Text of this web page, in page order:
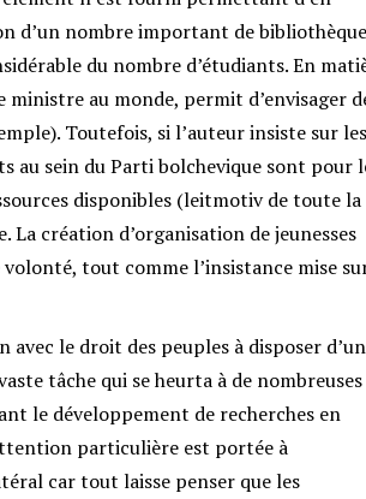
d’un nombre important de
du nombre d’étudiants. En
ministre au monde, permit d’envisager
Toutefois, si l’auteur insiste sur les
au sein du Parti bolchevique sont pour
disponibles (leitmotiv de toute la
La création d’organisation de jeunesses
tout comme l’insistance mise
le droit des peuples à disposer
tâche qui se heurta à de nombreuses
le développement de recherches en
particulière est portée à
car tout laisse penser que les